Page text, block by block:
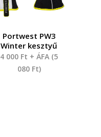
Portwest PW3
Winter kesztyű
4 000 Ft + ÁFA (5
080 Ft)